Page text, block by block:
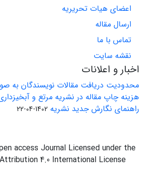
اعضای هیات تحریریه
ارسال مقاله
تماس با ما
نقشه سایت
اخبار و اعلانات
محدودیت دریافت مقالات نویسندگان به
هزینه چاپ مقاله در نشریه مرتع و
راهنمای نگارش جدید نشریه 1402-04-22
access Journal Licensed under the
4.0 International License